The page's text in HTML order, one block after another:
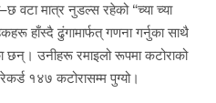
वटा मात्र नुडल्स रहेको “च्या च्या
हाँस्दै ढुंगामार्फत् गणना गर्नुका साथै
उनीहरू रमाइलो रूपमा कटोराको
१४७ कटोरासम्म पुग्यो।